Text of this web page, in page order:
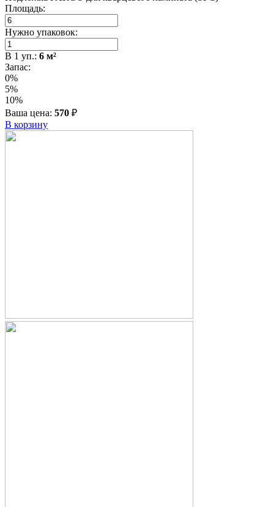
Площадь:
Нужно упаковок:
В 1 уп.: 6 м²
Запас:
0%
5%
10%
Ваша цена: 570 ₽
В корзину